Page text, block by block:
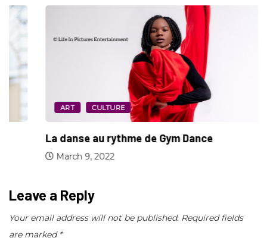
CULTURE
La danse au rythme de Gym Dance
March 9, 2022
Leave a Reply
Your email address will not be published. Required fields
are marked *